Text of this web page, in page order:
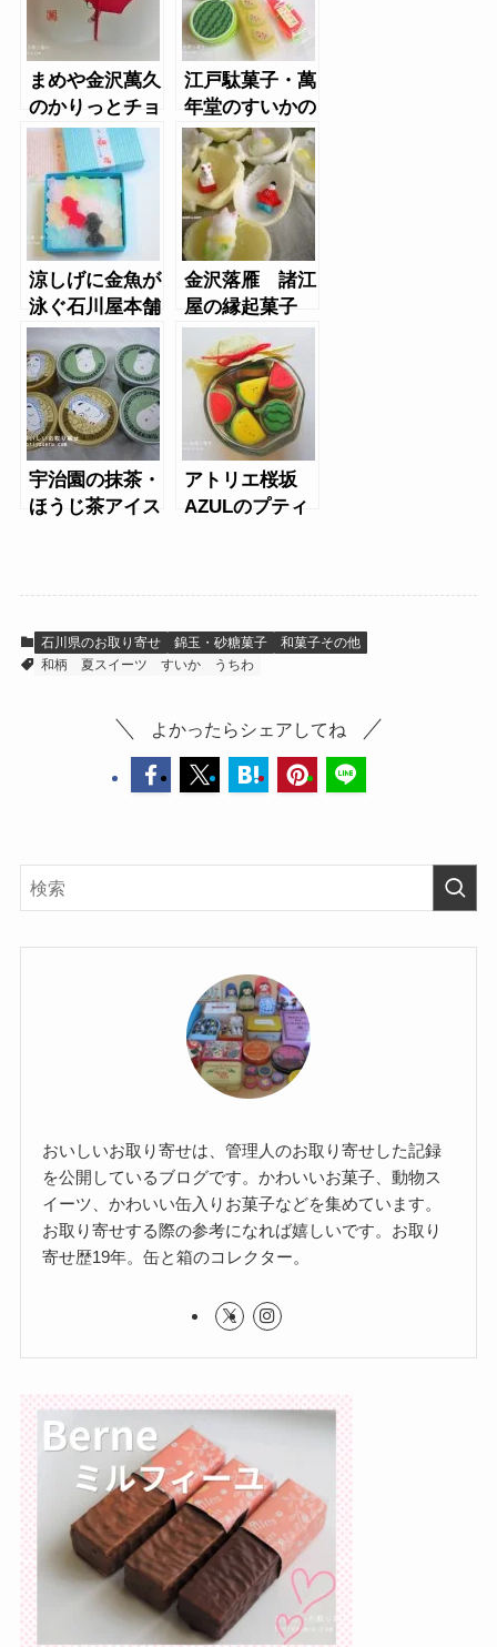
まめや金沢萬久
のかりっとチョ
コ豆（バレンタ
イン）
江戸駄菓子・萬
年堂のすいかの
お菓子
涼しげに金魚が
泳ぐ石川屋本舗
のかいちん（金
魚）
金沢落雁 諸江
屋の縁起菓子
福徳
宇治園の抹茶・
ほうじ茶アイス
アトリエ桜坂
AZULのプティ
石川県のお取り寄せ 錦玉・砂糖菓子
和菓子その他
和柄
夏スイーツ すいか うちわ
よかったらシェアしてね
おいしいお取り寄せは、管理人のお取り寄せした記録
を公開しているブログです。かわいいお菓子、動物ス
イーツ、かわいい缶入りお菓子などを集めています。
お取り寄せする際の参考になれば嬉しいです。お取り
寄せ歴19年。缶と箱のコレクター。